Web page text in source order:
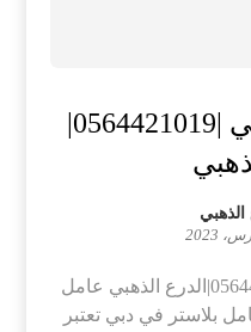
الذهبي
عامل بلاستر في دبي |0564421019|الدرع الذهبي عامل
بلاستر في دبي تعتبر